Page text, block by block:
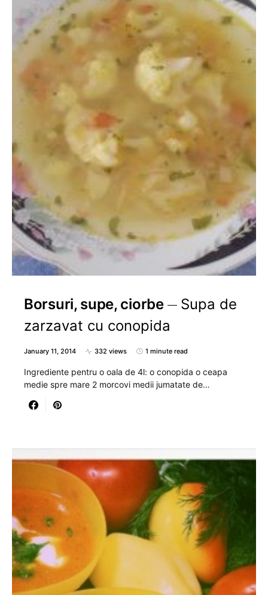
Borsuri, supe, ciorbe
Supa de
zarzavat cu conopida
January 11, 2014 332 views 1 minute read
Ingrediente pentru o oala de 4l: o conopida o ceapa
medie spre mare 2 morcovi medii jumatate de…